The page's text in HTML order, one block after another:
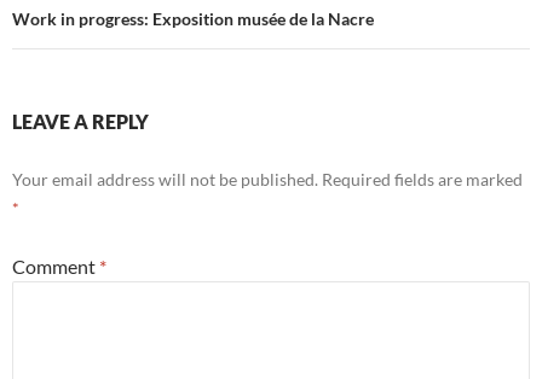
Work in progress: Exposition musée de la Nacre
LEAVE A REPLY
Your email address will not be published. Required fields are marked
*
Comment *